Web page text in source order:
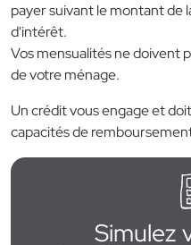
payer suivant le montant de
d'intérêt.
Vos mensualités ne doivent
de votre ménage.
Un crédit vous engage et
capacités de
Simulez